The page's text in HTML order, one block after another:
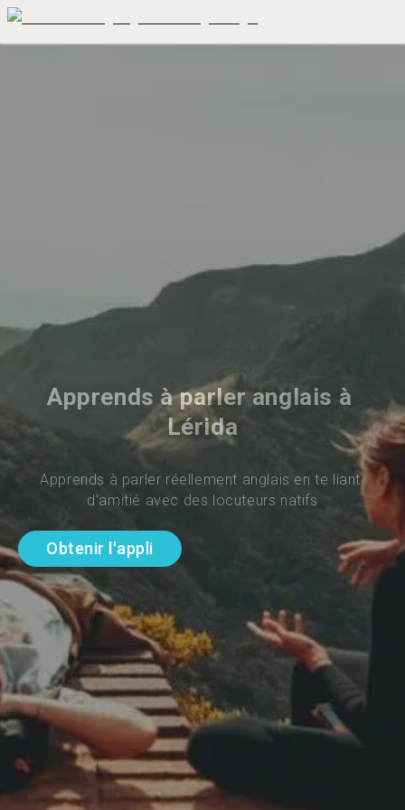
Apprends à parler anglais à
Lérida
Apprends à parler réellement anglais en te liant
d'amitié avec des locuteurs natifs
Obtenir l'appli